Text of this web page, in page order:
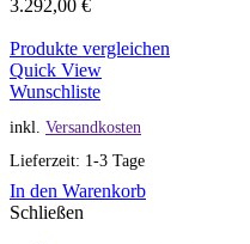
3.292,00 €
Produkte vergleichen
Quick View
Wunschliste
inkl. Versandkosten
Lieferzeit: 1-3 Tage
In den Warenkorb
Schließen